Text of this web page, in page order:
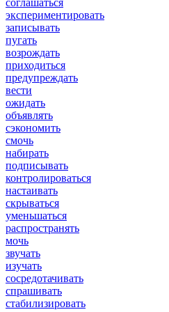
экспериментировать
записывать
пугать
возрождать
приходиться
предупреждать
вести
ожидать
объявлять
сэкономить
смочь
набирать
подписывать
контролироваться
настаивать
скрываться
уменьшаться
распространять
мочь
звучать
изучать
сосредотачивать
спрашивать
стабилизировать